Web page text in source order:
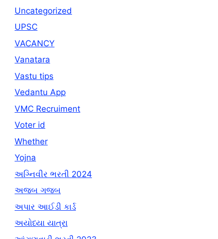
Uncategorized
UPSC
VACANCY
Vanatara
Vastu tips
Vedantu App
VMC Recruiment
Voter id
Whether
Yojna
અગ્નિવીર ભરતી 2024
અજબ ગજબ
અપાર આઈડી કાર્ડ
અયોધ્યા યાત્રા